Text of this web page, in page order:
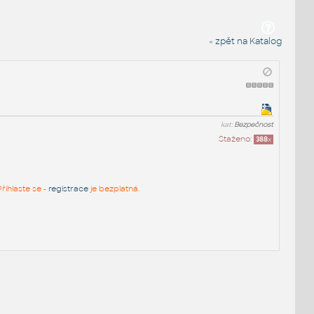
« zpět na Katalog
kat:Bezpečnost
Staženo: 388x
se - registraceje bezplatná.